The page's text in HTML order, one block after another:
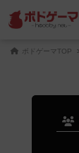
ボドゲーマTOP